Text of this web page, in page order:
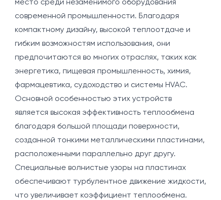
место среди незаменимого оборудования
современной промышленности. Благодаря
компактному дизайну, высокой теплоотдаче и
гибким возможностям использования, они
предпочитаются во многих отраслях, таких как
энергетика, пищевая промышленность, химия,
фармацевтика, судоходство и системы HVAC.
Основной особенностью этих устройств
является высокая эффективность теплообмена
благодаря большой площади поверхности,
созданной тонкими металлическими пластинами,
расположенными параллельно друг другу.
Специальные волнистые узоры на пластинах
обеспечивают турбулентное движение жидкости,
что увеличивает коэффициент теплообмена.